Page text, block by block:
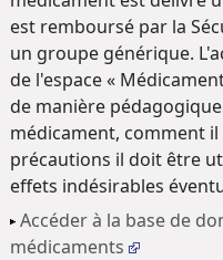
est remboursé par la
un groupe générique.
de l'espace «
de manière
médicament, comment
précautions il doit être
effets indésirables
Accéder à la base de
médicaments